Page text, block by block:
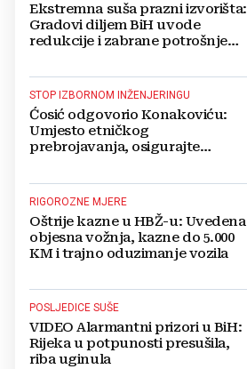
Ekstremna suša prazni izvorišta:
Gradovi diljem BiH uvode
redukcije i zabrane potrošnje
Hercegovini
STOP IZBORNOM INŽENJERINGU
Ćosić odgovorio Konakoviću:
Umjesto etničkog
prebrojavanja, osigurajte
RIGOROZNE MJERE
Oštrije kazne u HBŽ-u: Uvedena
objesna vožnja, kazne do 5.000
KM i trajno oduzimanje vozila
POSLJEDICE SUŠE
VIDEO Alarmantni prizori u BiH:
Rijeka u potpunosti presušila,
riba uginula